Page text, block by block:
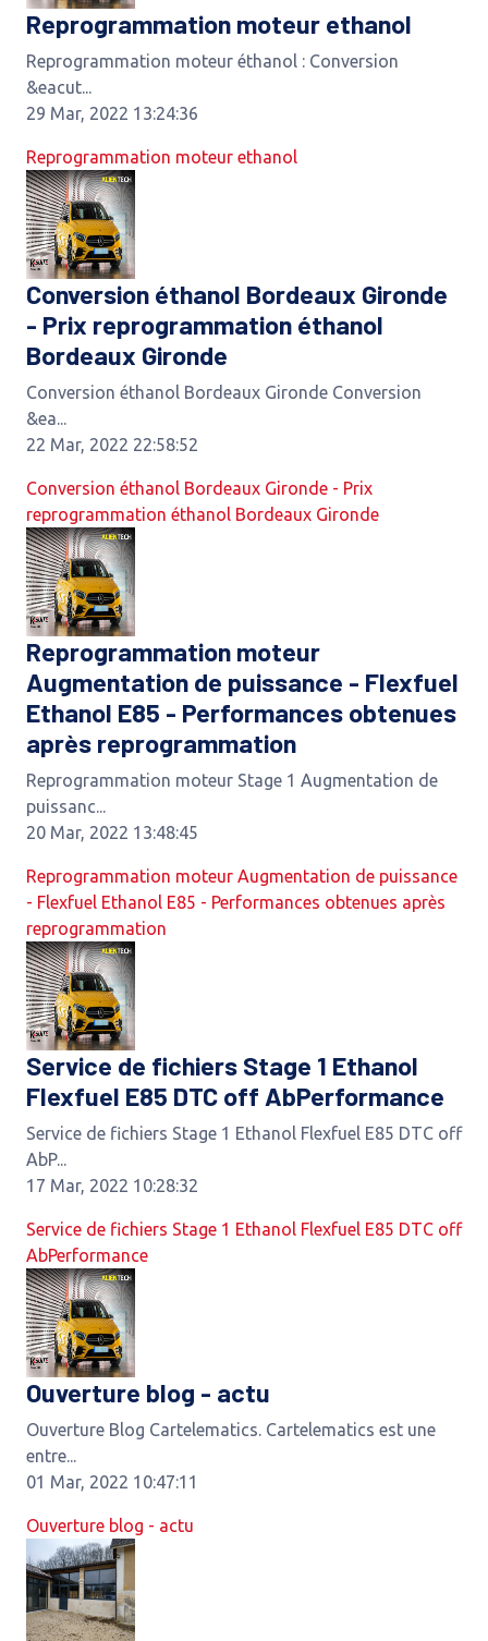
Reprogrammation moteur ethanol
Reprogrammation moteur éthanol : Conversion
&eacut...
29 Mar, 2022 13:24:36
Reprogrammation moteur ethanol
Conversion éthanol Bordeaux Gironde
- Prix reprogrammation éthanol
Bordeaux Gironde
Conversion éthanol Bordeaux Gironde Conversion
&ea...
22 Mar, 2022 22:58:52
Conversion éthanol Bordeaux Gironde - Prix
reprogrammation éthanol Bordeaux Gironde
Reprogrammation moteur
Augmentation de puissance - Flexfuel
Ethanol E85 - Performances obtenues
après reprogrammation
Reprogrammation moteur Stage 1 Augmentation de
puissanc...
20 Mar, 2022 13:48:45
Reprogrammation moteur Augmentation de puissance
- Flexfuel Ethanol E85 - Performances obtenues après
reprogrammation
Service de fichiers Stage 1 Ethanol
Flexfuel E85 DTC off AbPerformance
Service de fichiers Stage 1 Ethanol Flexfuel E85 DTC off
AbP...
17 Mar, 2022 10:28:32
Service de fichiers Stage 1 Ethanol Flexfuel E85 DTC off
AbPerformance
Ouverture blog - actu
Ouverture Blog Cartelematics. Cartelematics est une
entre...
01 Mar, 2022 10:47:11
Ouverture blog - actu